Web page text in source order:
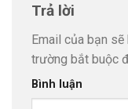
Trả lời
Email của bạn
trường bắt buộc
Bình luận